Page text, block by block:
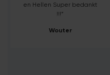
en Hellen Super bedankt
!!!”
Wouter